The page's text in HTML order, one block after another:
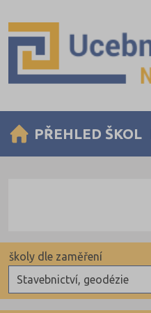
PŘEHLED ŠKOL
Stavebnictví, geodézie
školy dle zaměření